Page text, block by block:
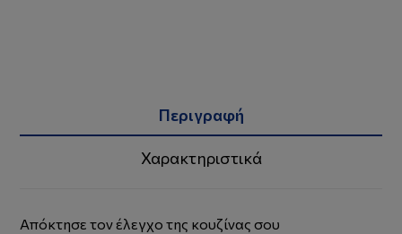
Περιγραφή
Χαρακτηριστικά
Απόκτησε τον έλεγχο της κουζίνας σου